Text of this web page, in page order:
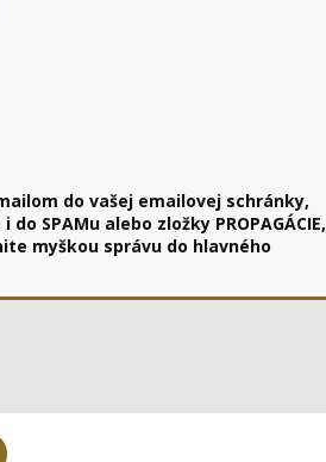
do vašej emailovej schránky,
SPAMu alebo zložky PROPAGÁCIE,
myškou správu do hlavného